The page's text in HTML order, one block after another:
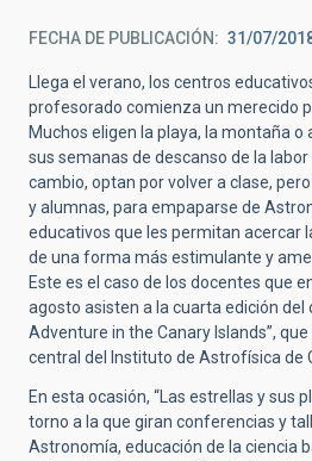
FECHA DE PUBLICACIÓN 31/07/
Llega el verano, los centros
profesorado comienza un merecido
Muchos eligen la playa, la montaña o
sus semanas de descanso de la
cambio, optan por volver a clase,
y alumnas, para empaparse de
educativos que les permitan acercar
de una forma más estimulante y
Este es el caso de los docentes que
agosto asisten a la cuarta edición del
Adventure in the Canary Islands”,
central del Instituto de Astrofísica de
En esta ocasión, “Las estrellas y sus
torno a la que giran conferencias y
Astronomía, educación de la ciencia